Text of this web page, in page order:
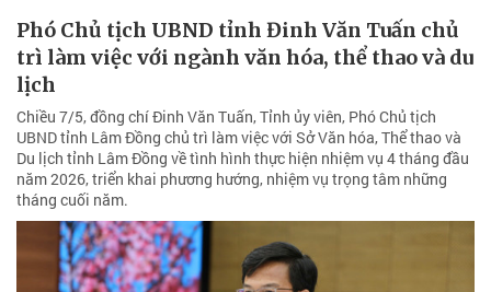
Phó Chủ tịch UBND tỉnh Đinh Văn Tuấn chủ
trì làm việc với ngành văn hóa, thể thao và du
lịch
Chiều 7/5, đồng chí Đinh Văn Tuấn, Tỉnh ủy viên, Phó Chủ tịch
UBND tỉnh Lâm Đồng chủ trì làm việc với Sở Văn hóa, Thể thao và
Du lịch tỉnh Lâm Đồng về tình hình thực hiện nhiệm vụ 4 tháng đầu
năm 2026, triển khai phương hướng, nhiệm vụ trọng tâm những
tháng cuối năm.